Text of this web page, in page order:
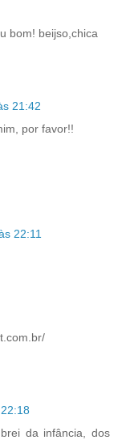
bom! beijso,chica
21:42
por favor!!
22:11
da infância, dos